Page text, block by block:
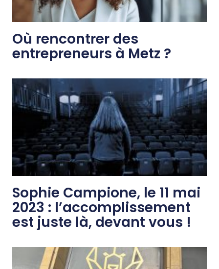
Où rencontrer des
entrepreneurs à Metz ?
Sophie Campione, le 11 mai
2023 : l’accomplissement
est juste là, devant vous !